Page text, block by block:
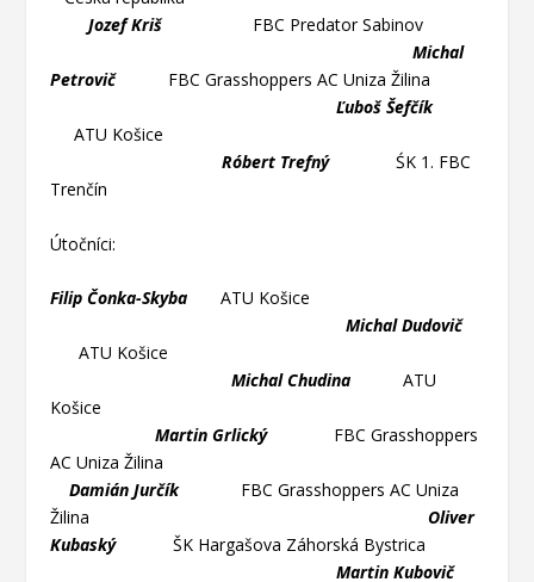
Jozef Kriš FBC Predator Sabinov
Michal
Petrovič
FBC Grasshoppers AC Uniza Žilina
Ľuboš Šefčík
ATU Košice
Róbert TrefnýŚK 1. FBC
Trenčín
Útočníci:
Filip Čonka-Skyba ATU Košice
Michal Dudovič
ATU Košice
Michal Chudina
ATU
Košice
Martin GrlickýFBC Grasshoppers
AC Uniza Žilina
Damián Jurčík
FBC Grasshoppers AC Uniza
ŽilinaOliver
Kubaský
ŠK Hargašova Záhorská Bystrica
Martin Kubovič